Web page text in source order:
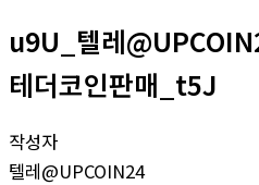
u9U_텔레
테더코인판매_t5J
작성자
텔레@UPCOIN24